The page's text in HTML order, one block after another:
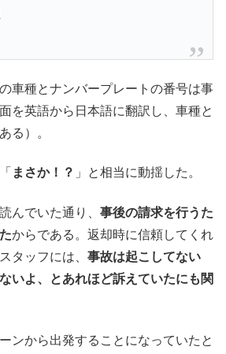
車種とナンバープレートの番号は事
を英語から日本語に翻訳し、車種と
る）。
まさか！？ 」と相当に動揺した。
んでいた通り、 事後の請求を行うた
からである。返却時に信頼してくれ
タッフには、 事故は起こしてない
いよ、とあれほど訴えていたにも関
ンから出発することになっていたと